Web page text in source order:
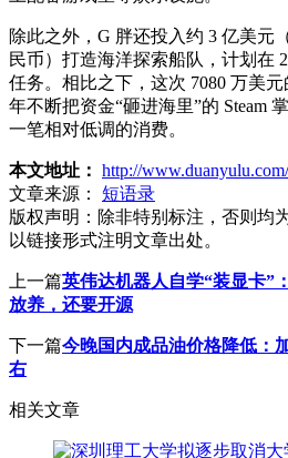
除此之外，G 胖还投入约 3 亿美元
民币）打造海洋探索船队，计划在
任务。相比之下，这次 7080 万美
年不断把资金“砸进海里”的 Steam
一笔相对低调的消费。
本文地址： http://
文章来源：
短语录
版权声明： 除非特别标注，否则均
以链接形式注明文章出处。
上一篇英伟达机器人自学“装显卡”
放养，还要开源
下一篇今晚国内成品油价格降低：
右
相关文章